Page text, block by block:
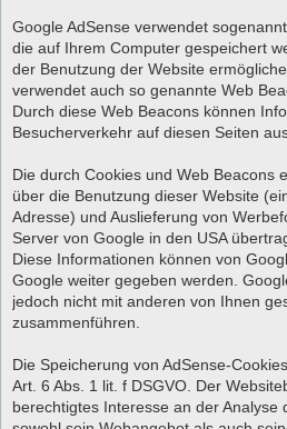
Google AdSense verwendet
die auf Ihrem Computer gespeichert
der Benutzung der Website
verwendet auch so genannte Web
Durch diese Web Beacons können
Besucherverkehr auf diesen Seiten
Die durch Cookies und Web Beacons
über die Benutzung dieser Website
Adresse) und Auslieferung von
Server von Google in den USA
Diese Informationen können von
Google weiter gegeben werden.
jedoch nicht mit anderen von Ihnen
zusammenführen.
Die Speicherung von AdSense-
Art. 6 Abs. 1 lit. f DSGVO. Der
berechtigtes Interesse an der Analyse